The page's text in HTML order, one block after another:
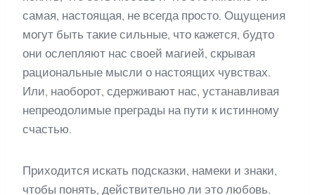
самая, настоящая, не всегда просто. Ощущения
могут быть такие сильные, что кажется, будто
они ослепляют нас своей магией, скрывая
рациональные мысли о настоящих чувствах.
Или, наоборот, сдерживают нас, устанавливая
непреодолимые преграды на пути к истинному
счастью.
Приходится искать подсказки, намеки и знаки,
чтобы понять, действительно ли это любовь.